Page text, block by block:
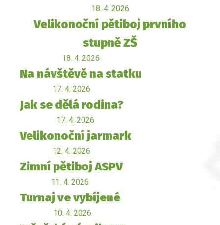
18. 4. 2026
Velikonoční pětiboj prvního
stupně ZŠ
18. 4. 2026
Na návštěvě na statku
17. 4. 2026
Jak se dělá rodina?
17. 4. 2026
Velikonoční jarmark
12. 4. 2026
Zimní pětiboj ASPV
11. 4. 2026
Turnaj ve vybíjené
10. 4. 2026